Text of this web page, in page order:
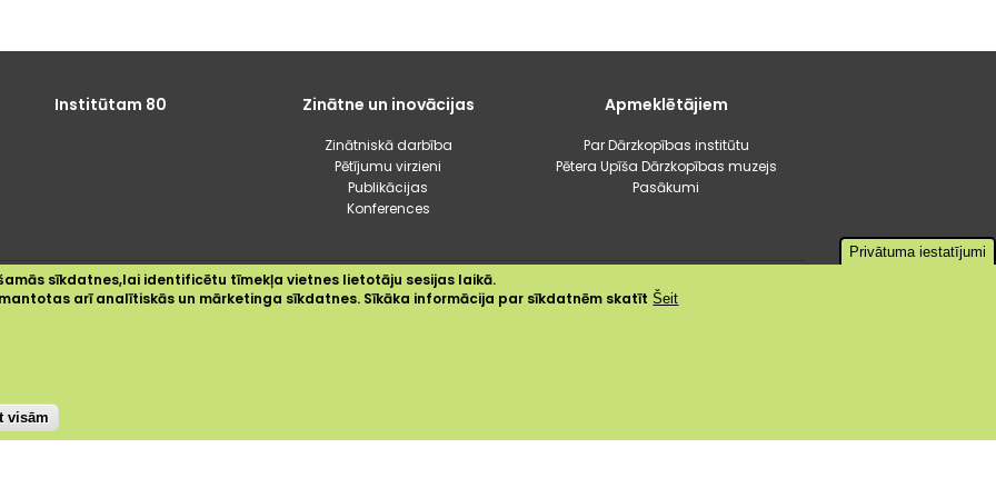
Institūtam 80 Zinātne un inovācijas
Zinātniskā darbība
Pētījumu virzieni
Publikācijas
Konferences
Apmeklētājiem
Par Dārzkopības institūtu
Pētera Upīša Dārzkopības muzejs
Pasākumi
2024 © Dārzkopības institūts
Privātuma iestatījumi
sīkdatnes,lai identificētu tīmekļa vietnes lietotāju sesijas laikā.
arī analītiskās un mārketinga sīkdatnes. Sīkāka informācija par sīkdatnēm skatīt Šeit
visām